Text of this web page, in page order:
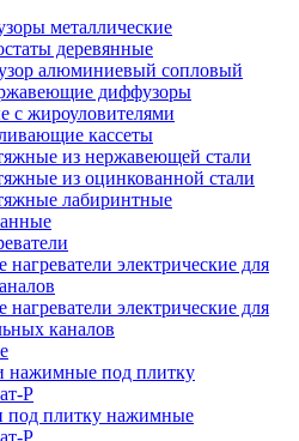
металлические
деревянные
алюминиевый сопловый
диффузоры
с жироуловителями
кассеты
из нержавеющей стали
из оцинкованной стали
лабиринтные
нагреватели электрические для
нагреватели электрические для
каналов
под плитку
Р
плитку нажимные
Р